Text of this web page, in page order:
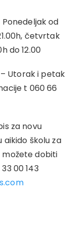
Ponedeljak od
četvrtak
do 12.00
– Utorak i petak
t 060 66
za novu
školu za
možete dobiti
00 143